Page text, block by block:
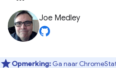
Joe Medley
Opmerking: Ga naar